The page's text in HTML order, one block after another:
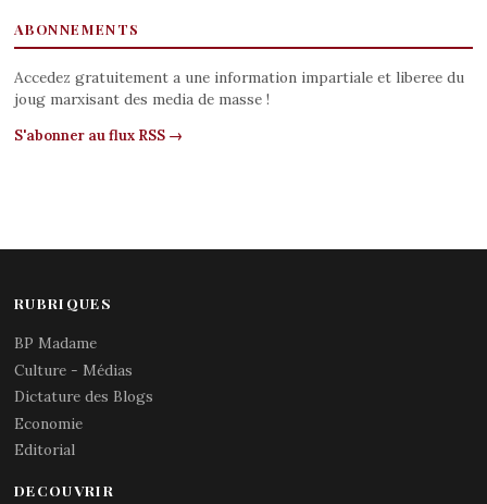
ABONNEMENTS
Accedez gratuitement a une information impartiale et liberee du
joug marxisant des media de masse !
S'abonner au flux RSS →
RUBRIQUES
BP Madame
Culture - Médias
Dictature des Blogs
Economie
Editorial
DECOUVRIR